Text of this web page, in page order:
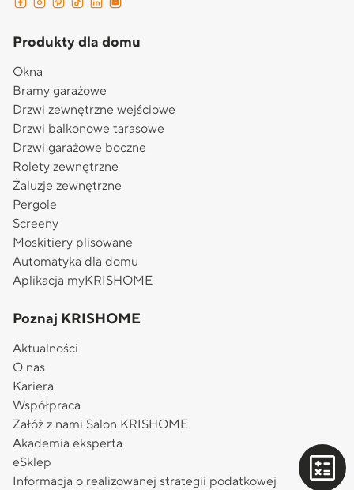
Produkty dla domu
Okna
Bramy garażowe
Drzwi zewnętrzne wejściowe
Drzwi balkonowe tarasowe
Drzwi garażowe boczne
Rolety zewnętrzne
Żaluzje zewnętrzne
Pergole
Screeny
Moskitiery plisowane
Automatyka dla domu
Aplikacja myKRISHOME
Poznaj KRISHOME
Aktualności
O nas
Kariera
Współpraca
Załóż z nami Salon KRISHOME
Akademia eksperta
eSklep
Informacja o realizowanej strategii podatkowej